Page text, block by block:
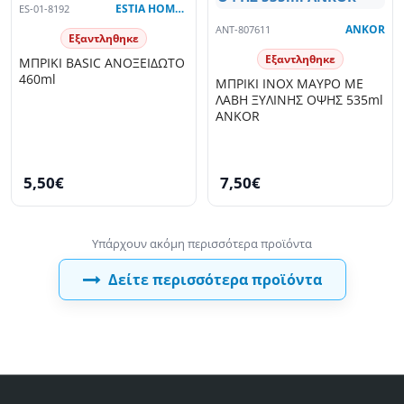
ES-01-8192 ESTIA HOME ART
Εξαντληθηκε
ΜΠΡΙΚΙ BASIC ΑΝΟΞΕΙΔΩΤΟ
460ml
5,50€
ANT-807611 ANKOR
Εξαντληθηκε
ΜΠΡΙΚΙ INOX ΜΑΥΡΟ ΜΕ
ΛΑΒΗ ΞΥΛΙΝΗΣ ΟΨΗΣ 535ml
ANKOR
7,50€
Δείτε περισσότερα προϊόντα